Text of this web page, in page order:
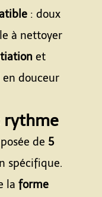
: doux
à nettoyer
et
douceur
rythme
de 5
spécifique.
la forme